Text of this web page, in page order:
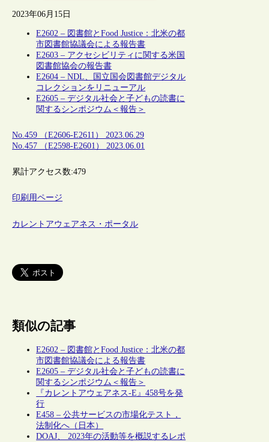
2023年06月15日
E2602 – 図書館とFood Justice：北米の都
市図書館協議会による報告書
E2603 – アクセシビリティに関する米国
図書館協会の報告書
E2604 – NDL、国立国会図書館デジタル
コレクションをリニューアル
E2605 – デジタル社会と子どもの読書に
関するシンポジウム＜報告＞
No.459 （E2606-E2611） 2023.06.29
No.457 （E2598-E2601） 2023.06.01
累計アクセス数:479
印刷用ページ
カレントアウェアネス・ポータル
類似の記事
E2602 – 図書館とFood Justice：北米の都
市図書館協議会による報告書
E2605 – デジタル社会と子どもの読書に
関するシンポジウム＜報告＞
『カレントアウェアネス-E』458号を発
行
E458 – 公共サービスの市場化テスト，
法制化へ（日本）
DOAJ、 2023年の活動等を概説するレポ